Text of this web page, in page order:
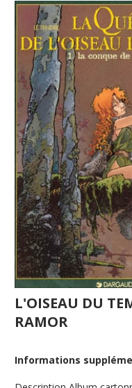
L'OISEAU DU
RAMOR
Informations